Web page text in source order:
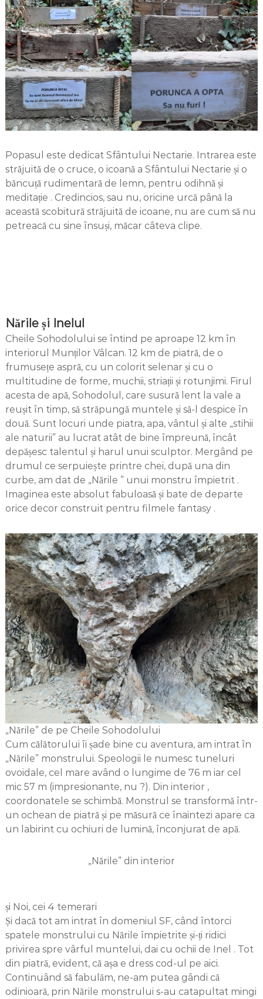
Popasul este dedicat Sfântului Nectarie. Intrarea este
străjuită de o cruce, o icoană a Sfântului Nectarie și o
băncuță rudimentară de lemn, pentru odihnă și
meditație . Credincios, sau nu, oricine urcă până la
această scobitură străjuită de icoane, nu are cum să nu
petreacă cu sine însuși, măcar câteva clipe.
Nările și Inelul
Cheile Sohodolului se întind pe aproape 12 km în
interiorul Munților Vâlcan. 12 km de piatră, de o
frumusețe aspră, cu un colorit selenar și cu o
multitudine de forme, muchii, striații și rotunjimi. Firul
acesta de apă, Sohodolul, care susură lent la vale a
reușit în timp, să străpungă muntele și să-l despice în
două. Sunt locuri unde piatra, apa, vântul și alte „stihii
ale naturii” au lucrat atât de bine împreună, încât
depășesc talentul și harul unui sculptor. Mergând pe
drumul ce serpuiește printre chei, după una din
curbe, am dat de „Nările ” unui monstru împietrit .
Imaginea este absolut fabuloasă și bate de departe
orice decor construit pentru filmele fantasy .
„Nările” de pe Cheile Sohodolului
Cum călătorului îi șade bine cu aventura, am intrat în
„Nările” monstrului. Speologii le numesc tuneluri
ovoidale, cel mare având o lungime de 76 m iar cel
mic 57 m (impresionante, nu ?). Din interior ,
coordonatele se schimbă. Monstrul se transformă într-
un ochean de piatră și pe măsură ce înaintezi apare ca
un labirint cu ochiuri de lumină, înconjurat de apă.
„Nările” din interior
și Noi, cei 4 temerari
Și dacă tot am intrat în domeniul SF, când întorci
spatele monstrului cu Nările împietrite și-ți ridici
privirea spre vârful muntelui, dai cu ochii de Inel . Tot
din piatră, evident, că așa e dress cod-ul pe aici.
Continuând să fabulăm, ne-am putea gândi că
odinioară, prin Nările monstrului s-au catapultat mingi